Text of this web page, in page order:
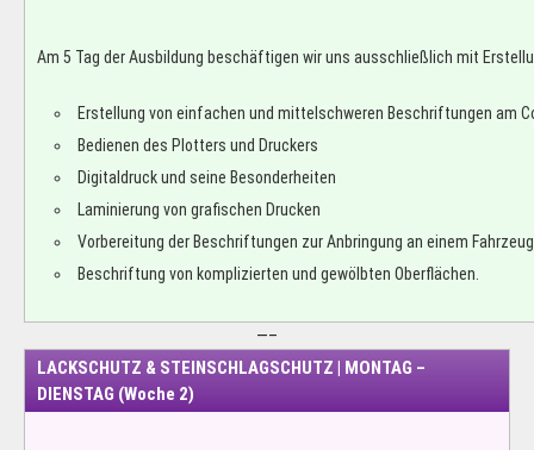
Am 5 Tag der Ausbildung beschäftigen wir uns ausschließlich mit
Erstellung von einfachen und mittelschweren Beschriftungen am
Bedienen des Plotters und Druckers
Digitaldruck und seine Besonderheiten
Laminierung von grafischen Drucken
Vorbereitung der Beschriftungen zur Anbringung an einem
Beschriftung von komplizierten und gewölbten Oberflächen.
—–
LACKSCHUTZ & STEINSCHLAGSCHUTZ | MONTAG –
DIENSTAG (Woche 2)